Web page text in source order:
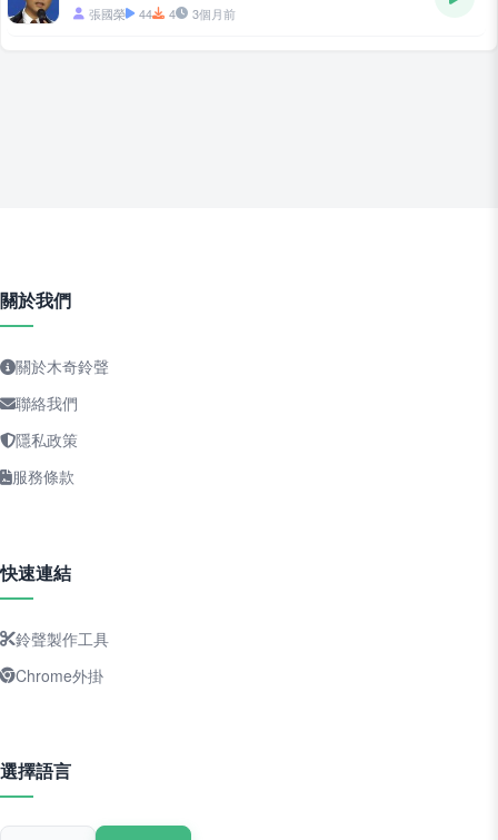
張國榮 44 4 3個月前
關於我們
關於木奇鈴聲
聯絡我們
隱私政策
服務條款
快速連結
鈴聲製作工具
Chrome外掛
選擇語言